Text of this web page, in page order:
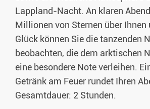
Lappland-Nacht. An klaren
Millionen von Sternen über
Glück können Sie die tanzenden
beobachten, die dem arktischen
eine besondere Note verleihen.
Getränk am Feuer rundet Ihren
Gesamtdauer: 2 Stunden.